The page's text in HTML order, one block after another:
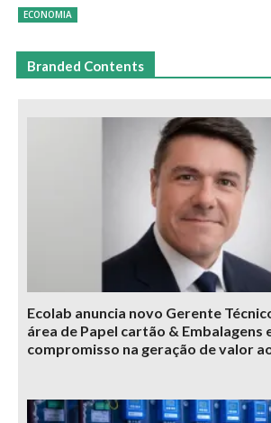
ECONOMIA
Branded Contents
Ecolab anuncia novo Gerente
área de Papel cartão & Embalagens
compromisso na geração de valor